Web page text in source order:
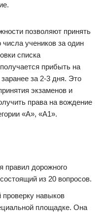
позволяют принять
числа учеников за один
списка
прибыть на
за 2-3 дня. Это
экзаменов и
права на вождение
«А», «А1».
правил дорожного
из 20 вопросов.
навыков
площадке. Она